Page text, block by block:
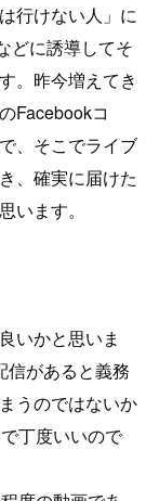
行けない人」に
どに誘導してそ
。昨今増えてき
Facebookコ
、そこでライブ
、確実に届けた
います。
いかと思いま
信があると義務
うのではないか
丁度いいので